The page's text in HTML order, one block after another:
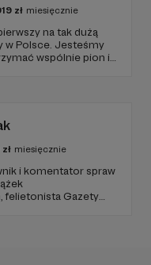
zł miesięcznie
na tak dużą
w Polsce. Jesteśmy
wspólnie pion i
zł miesięcznie
i komentator spraw
felietonista Gazety